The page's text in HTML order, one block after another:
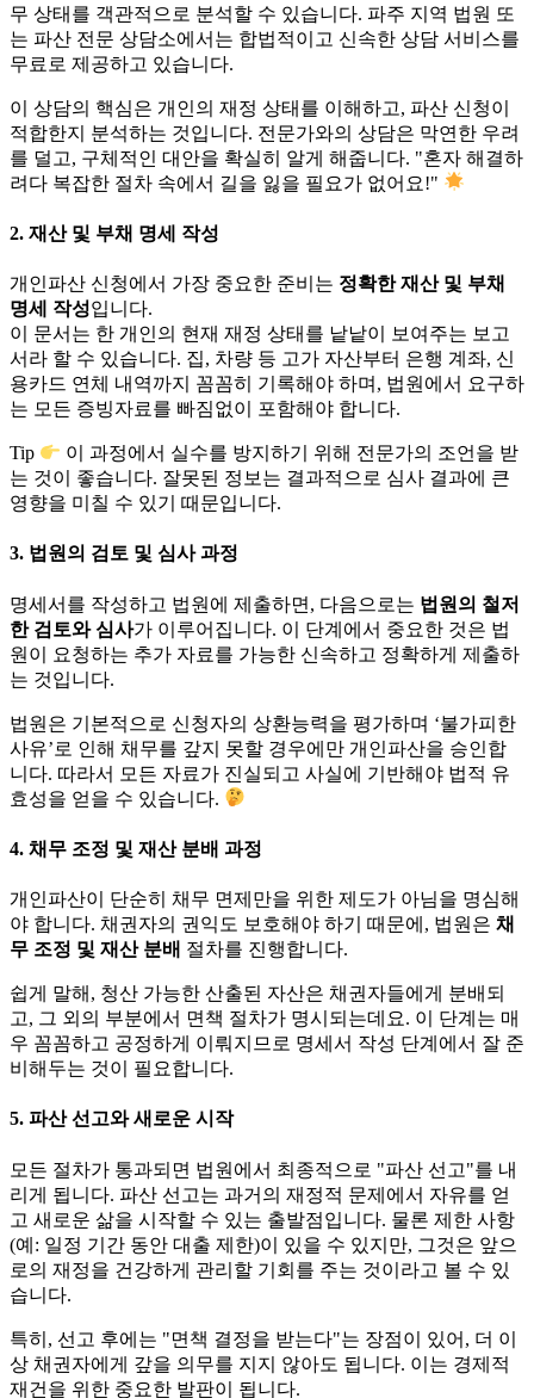
무 상태를 객관적으로 분석할 수 있습니다. 파주 지역 법원 또
는 파산 전문 상담소에서는 합법적이고 신속한 상담 서비스를
무료로 제공하고 있습니다.
이 상담의 핵심은 개인의 재정 상태를 이해하고, 파산 신청이
적합한지 분석하는 것입니다. 전문가와의 상담은 막연한 우려
를 덜고, 구체적인 대안을 확실히 알게 해줍니다. "혼자 해결하
려다 복잡한 절차 속에서 길을 잃을 필요가 없어요!"
2. 재산 및 부채 명세 작성
개인파산 신청에서 가장 중요한 준비는 정확한 재산 및 부채
명세 작성입니다.
이 문서는 한 개인의 현재 재정 상태를 낱낱이 보여주는 보고
서라 할 수 있습니다. 집, 차량 등 고가 자산부터 은행 계좌, 신
용카드 연체 내역까지 꼼꼼히 기록해야 하며, 법원에서 요구하
는 모든 증빙자료를 빠짐없이 포함해야 합니다.
Tip
이 과정에서 실수를 방지하기 위해 전문가의 조언을 받
는 것이 좋습니다. 잘못된 정보는 결과적으로 심사 결과에 큰
영향을 미칠 수 있기 때문입니다.
3. 법원의 검토 및 심사 과정
명세서를 작성하고 법원에 제출하면, 다음으로는 법원의 철저
한 검토와 심사가 이루어집니다. 이 단계에서 중요한 것은 법
원이 요청하는 추가 자료를 가능한 신속하고 정확하게 제출하
는 것입니다.
법원은 기본적으로 신청자의 상환능력을 평가하며 ‘불가피한
사유’로 인해 채무를 갚지 못할 경우에만 개인파산을 승인합
니다. 따라서 모든 자료가 진실되고 사실에 기반해야 법적 유
효성을 얻을 수 있습니다.
4. 채무 조정 및 재산 분배 과정
개인파산이 단순히 채무 면제만을 위한 제도가 아님을 명심해
야 합니다. 채권자의 권익도 보호해야 하기 때문에, 법원은 채
무 조정 및 재산 분배 절차를 진행합니다.
쉽게 말해, 청산 가능한 산출된 자산은 채권자들에게 분배되
고, 그 외의 부분에서 면책 절차가 명시되는데요. 이 단계는 매
우 꼼꼼하고 공정하게 이뤄지므로 명세서 작성 단계에서 잘 준
비해두는 것이 필요합니다.
5. 파산 선고와 새로운 시작
모든 절차가 통과되면 법원에서 최종적으로 "파산 선고"를 내
리게 됩니다. 파산 선고는 과거의 재정적 문제에서 자유를 얻
고 새로운 삶을 시작할 수 있는 출발점입니다. 물론 제한 사항
(예: 일정 기간 동안 대출 제한)이 있을 수 있지만, 그것은 앞으
로의 재정을 건강하게 관리할 기회를 주는 것이라고 볼 수 있
습니다.
특히, 선고 후에는 "면책 결정을 받는다"는 장점이 있어, 더 이
상 채권자에게 갚을 의무를 지지 않아도 됩니다. 이는 경제적
재건을 위한 중요한 발판이 됩니다.